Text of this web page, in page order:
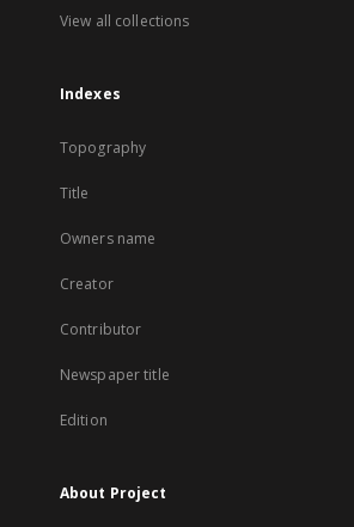
View all collections
Indexes
Topography
Title
Owners name
Creator
Contributor
Newspaper title
Edition
About Project